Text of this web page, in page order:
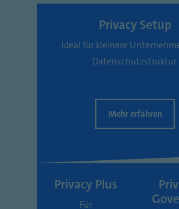
Privacy Setup
Ideal für kleinere
Datenschutzstruktur.
Mehr erfahren
Privacy Plus
Für